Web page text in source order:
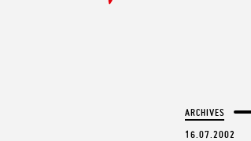
ARCHIVES
16.07.2002